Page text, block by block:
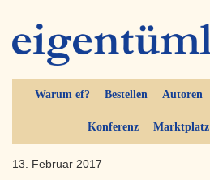
Warum ef? Bestellen Autoren
Konferenz Marktplatz
13. Februar 2017